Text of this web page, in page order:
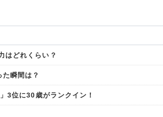
はどれくらい？
瞬間は？
3位に30歳がランクイン！